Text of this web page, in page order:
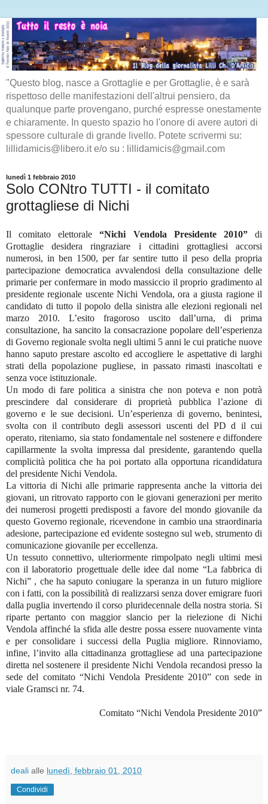
"Questo blog, nasce a Grottaglie e per Grottaglie, è e sarà
rispettoso delle manifestazioni dell'altrui pensiero, da
qualunque parte provengano, purché espresse onestamente
e chiaramente. In questo spazio ho l'onore di avere autori di
spessore culturale di grande livello. Potete scrivermi su:
lillidamicis@libero.it e/o su : lillidamicis@gmail.com
lunedì 1 febbraio 2010
Solo CONtro TUTTI - il comitato
grottagliese di Nichi
Il comitato elettorale“Nichi Vendola Presidente 2010”di
Grottaglie desidera ringraziare i cittadini grottagliesi accorsi
numerosi, in ben 1500, per far sentire tutto il peso della propria
partecipazione democratica avvalendosi della consultazione delle
primarie per confermare in modo massiccio il proprio gradimento al
presidente regionale uscente Nichi Vendola, ora a giusta ragione il
candidato di tutto il popolo della sinistra alle elezioni regionali nel
marzo 2010. L’esito fragoroso uscito dall’urna, di prima
consultazione, ha sancito la consacrazione popolare dell’esperienza
di Governo regionale svolta negli ultimi 5 anni le cui pratiche nuove
hanno saputo prestare ascolto ed accogliere le aspettative di larghi
strati della popolazione pugliese, in passato rimasti inascoltati e
senza voce istituzionale.
Un modo di fare politica a sinistra che non poteva e non potrà
prescindere dal considerare di proprietà pubblica l’azione di
governo e le sue decisioni. Un’esperienza di governo, benintesi,
svolta con il contributo degli assessori uscenti del PD d il cui
operato, riteniamo, sia stato fondamentale nel sostenere e diffondere
capillarmente la svolta impressa dal presidente, garantendo quella
complicità politica che ha poi portato alla opportuna ricandidatura
del presidente Nichi Vendola.
La vittoria di Nichi alle primarie rappresenta anche la vittoria dei
giovani, un ritrovato rapporto con le giovani generazioni per merito
dei numerosi progetti predisposti a favore del mondo giovanile da
questo Governo regionale, ricevendone in cambio una straordinaria
adesione, partecipazione ed evidente sostegno sul web, strumento di
comunicazione giovanile per eccellenza.
Un tessuto connettivo, ulteriormente rimpolpato negli ultimi mesi
con il laboratorio progettuale delle idee dal nome “La fabbrica di
Nichi” , che ha saputo coniugare la speranza in un futuro migliore
con i fatti, con la possibilità di realizzarsi senza dover emigrare fuori
dalla puglia invertendo il corso pluridecennale della nostra storia. Si
riparte pertanto con maggior slancio per la rielezione di Nichi
Vendola affinché la sfida alle destre possa essere nuovamente vinta
e per consolidare i successi della Puglia migliore. Rinnoviamo,
infine, l’invito alla cittadinanza grottagliese ad una partecipazione
diretta nel sostenere il presidente Nichi Vendola recandosi presso la
sede del comitato “Nichi Vendola Presidente 2010” con sede in
viale Gramsci nr. 74.
Comitato “Nichi Vendola Presidente 2010”
deali alle lunedì, febbraio 01, 2010
Condividi